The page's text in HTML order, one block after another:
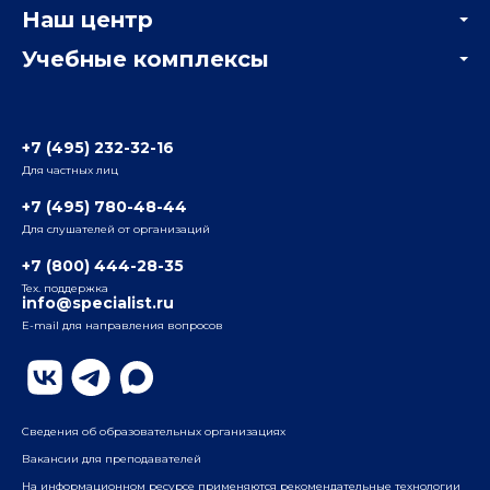
Учебные комплексы
Радио
ул. Радио, д.24, корпус 1, 2-й подъезд, 2-й этаж
ул. Воронцовская, д. 35Б, корп.2, 5-й этаж
Бауманский
ул. Бауманская, д. 6, стр. 2, бизнес-центр «Виктория
Плаза», 4-й этаж
Отзывы компаний
Наш центр
Информация о центре
+7 (495) 232-32-16
Для частных лиц
+7 (495) 780-48-44
Для слушателей от организаций
+7 (800) 444-28-35
Тех. поддержка
info@specialist.ru
E-mail для направления вопросов
Сведения об образовательных организациях
Вакансии для преподавателей
На информационном ресурсе применяются рекомендательные технологии